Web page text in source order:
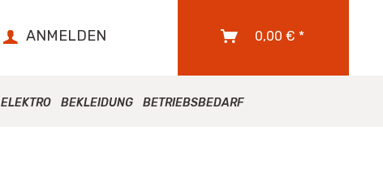
ANMELDEN 0,00 € *
ELEKTRO BEKLEIDUNG BETRIEBSBEDARF